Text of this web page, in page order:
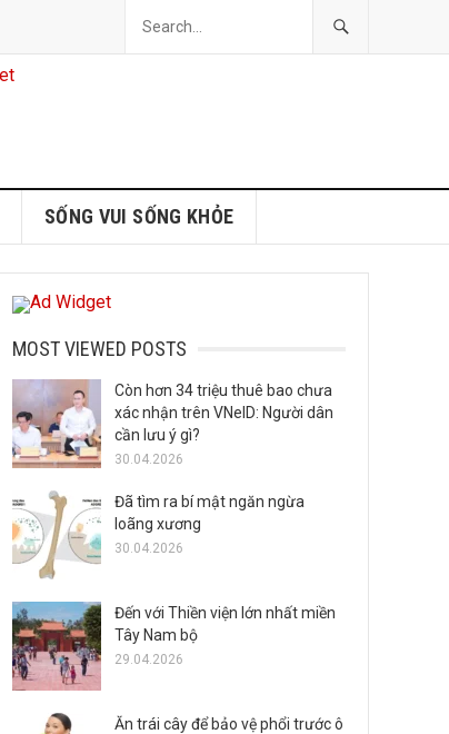
SỐNG VUI SỐNG KHỎE
MOST VIEWED POSTS
Còn hơn 34 triệu thuê bao chưa
xác nhận trên VNeID: Người dân
cần lưu ý gì?
30.04.2026
Đã tìm ra bí mật ngăn ngừa
loãng xương
30.04.2026
Đến với Thiền viện lớn nhất miền
Tây Nam bộ
29.04.2026
Ăn trái cây để bảo vệ phổi trước ô